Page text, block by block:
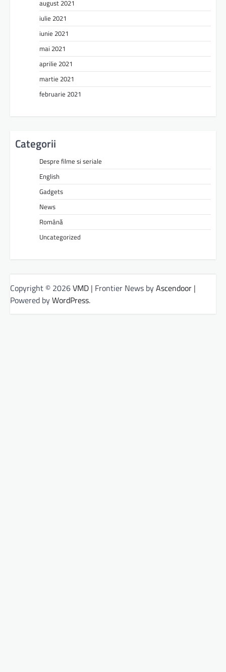
august 2021
iulie 2021
iunie 2021
mai 2021
aprilie 2021
martie 2021
februarie 2021
Categorii
Despre filme si seriale
English
Gadgets
News
Română
Uncategorized
Copyright © 2026VMD | Frontier News byAscendoor |
Powered byWordPress.